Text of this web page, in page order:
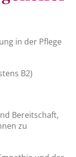
in der Pflege
B2)
Bereitschaft,
zu